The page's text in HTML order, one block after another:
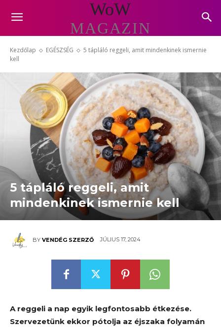
WoW
MAGAZIN
Kezdőlap EGÉSZSÉG
5 tápláló reggeli, amit mindenkinek ismernie
kell
5 tápláló reggeli, amit
mindenkinek ismernie kell
BY VENDÉG SZERZŐ JÚLIUS 17, 2024
A reggeli a nap egyik legfontosabb étkezése.
Szervezetünk ekkor pótolja az éjszaka folyamán